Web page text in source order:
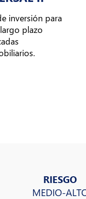
inversión para
plazo
RIESGO
MEDIO-